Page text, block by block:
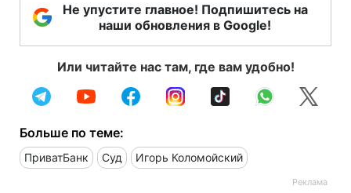
Не упустите главное! Подпишитесь на
наши обновления в Google!
Или читайте нас там, где вам удобно!
Больше по теме:
ПриватБанк Суд Игорь Коломойский